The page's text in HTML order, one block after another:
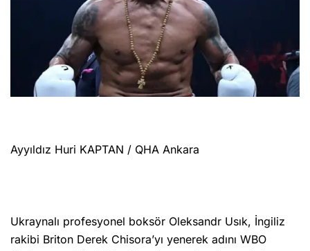
Ayyıldız Huri KAPTAN / QHA Ankara
Ukraynalı profesyonel boksör Oleksandr Usık, İngiliz
rakibi Briton Derek Chisora’yı yenerek adını WBO